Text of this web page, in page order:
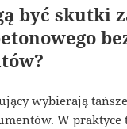
być skutki
wybierają
W praktyce